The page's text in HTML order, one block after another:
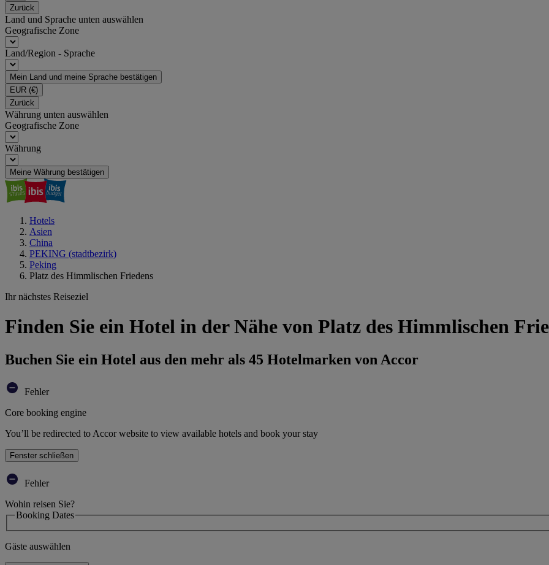
Zurück
Land und Sprache unten auswählen
Geografische Zone
Land/Region - Sprache
Mein Land und meine Sprache bestätigen
EUR (€)
Zurück
Währung unten auswählen
Geografische Zone
Währung
Meine Währung bestätigen
Hotels
Asien
China
PEKING (stadtbezirk)
Peking
Platz des Himmlischen Friedens
Ihr nächstes Reiseziel
Finden Sie ein Hotel in der Nähe von Platz des Himmlischen
Buchen Sie ein Hotel aus den mehr als 45 Hotelmarken von Accor
Fehler
Core booking engine
You’ll be redirected to Accor website to view available hotels and book your stay
Fenster schließen
Fehler
Wohin reisen Sie?
Booking Dates
Gäste auswählen